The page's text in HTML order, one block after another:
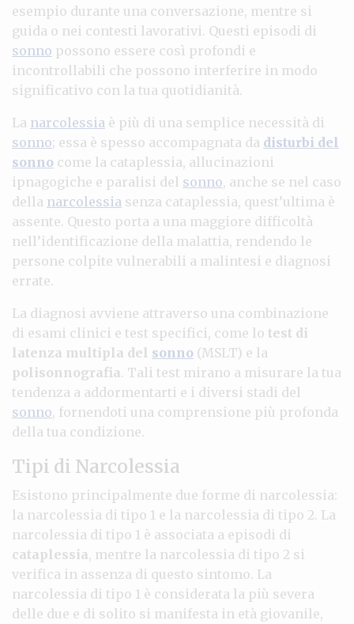
esempio durante una conversazione, mentre si
guida o nei contesti lavorativi. Questi episodi di
sonno possono essere così profondi e
incontrollabili che possono interferire in modo
significativo con la tua quotidianità.
La narcolessia è più di una semplice necessità di
sonno; essa è spesso accompagnata da disturbi del
sonno come la cataplessia, allucinazioni
ipnagogiche e paralisi del sonno, anche se nel caso
della narcolessia senza cataplessia, quest’ultima è
assente. Questo porta a una maggiore difficoltà
nell’identificazione della malattia, rendendo le
persone colpite vulnerabili a malintesi e diagnosi
errate.
La diagnosi avviene attraverso una combinazione
di esami clinici e test specifici, come lo test di
latenza multipla del sonno (MSLT) e la
polisonnografia. Tali test mirano a misurare la tua
tendenza a addormentarti e i diversi stadi del
sonno, fornendoti una comprensione più profonda
della tua condizione.
Tipi di Narcolessia
Esistono principalmente due forme di narcolessia:
la narcolessia di tipo 1 e la narcolessia di tipo 2. La
narcolessia di tipo 1 è associata a episodi di
cataplessia, mentre la narcolessia di tipo 2 si
verifica in assenza di questo sintomo. La
narcolessia di tipo 1 è considerata la più severa
delle due e di solito si manifesta in età giovanile,